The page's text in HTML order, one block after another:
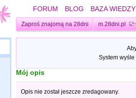
FORUM BLOG BAZA WIEDZY
Zaproś znajomą na 28dni m.28dni.pl
System
Mój opis
Opis nie został jeszcze zredagowany.